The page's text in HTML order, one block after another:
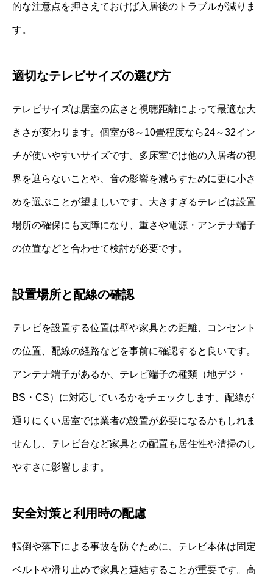
的な注意点を押さえておけば入居後のトラブルが減りま
す。
適切なテレビサイズの選び方
テレビサイズは居室の広さと視聴距離によって最適な大
きさが変わります。個室が8～10畳程度なら24～32イン
チが使いやすいサイズです。多床室では他の入居者の視
界を遮らないことや、音の影響を減らすために更に小さ
めを選ぶことが望ましいです。大きすぎるテレビは設置
場所の確保にも支障になり、重さや電源・アンテナ端子
の位置などと合わせて検討が必要です。
設置場所と配線の確認
テレビを設置する位置は壁や家具との距離、コンセント
の位置、配線の経路などを事前に確認すると良いです。
アンテナ端子があるか、テレビ端子の種類（地デジ・
BS・CS）に対応しているかをチェックします。配線が
通りにくい居室では業者の設置が必要になるかもしれま
せんし、テレビ台など家具との配置も居住性や清掃のし
やすさに影響します。
安全対策と利用時の配慮
転倒や落下による事故を防ぐために、テレビ本体は固定
ベルトや滑り止めで家具と連結することが重要です。高